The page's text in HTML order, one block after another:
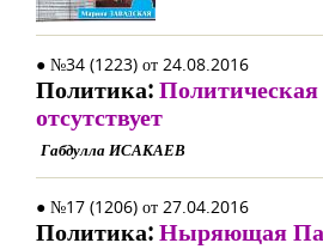
● №34 (1223) от 24.08.2016
Политика:
отсутствует
Габдулла ИСАКАЕВ
● №17 (1206) от 27.04.2016
Политика:Ныряющая